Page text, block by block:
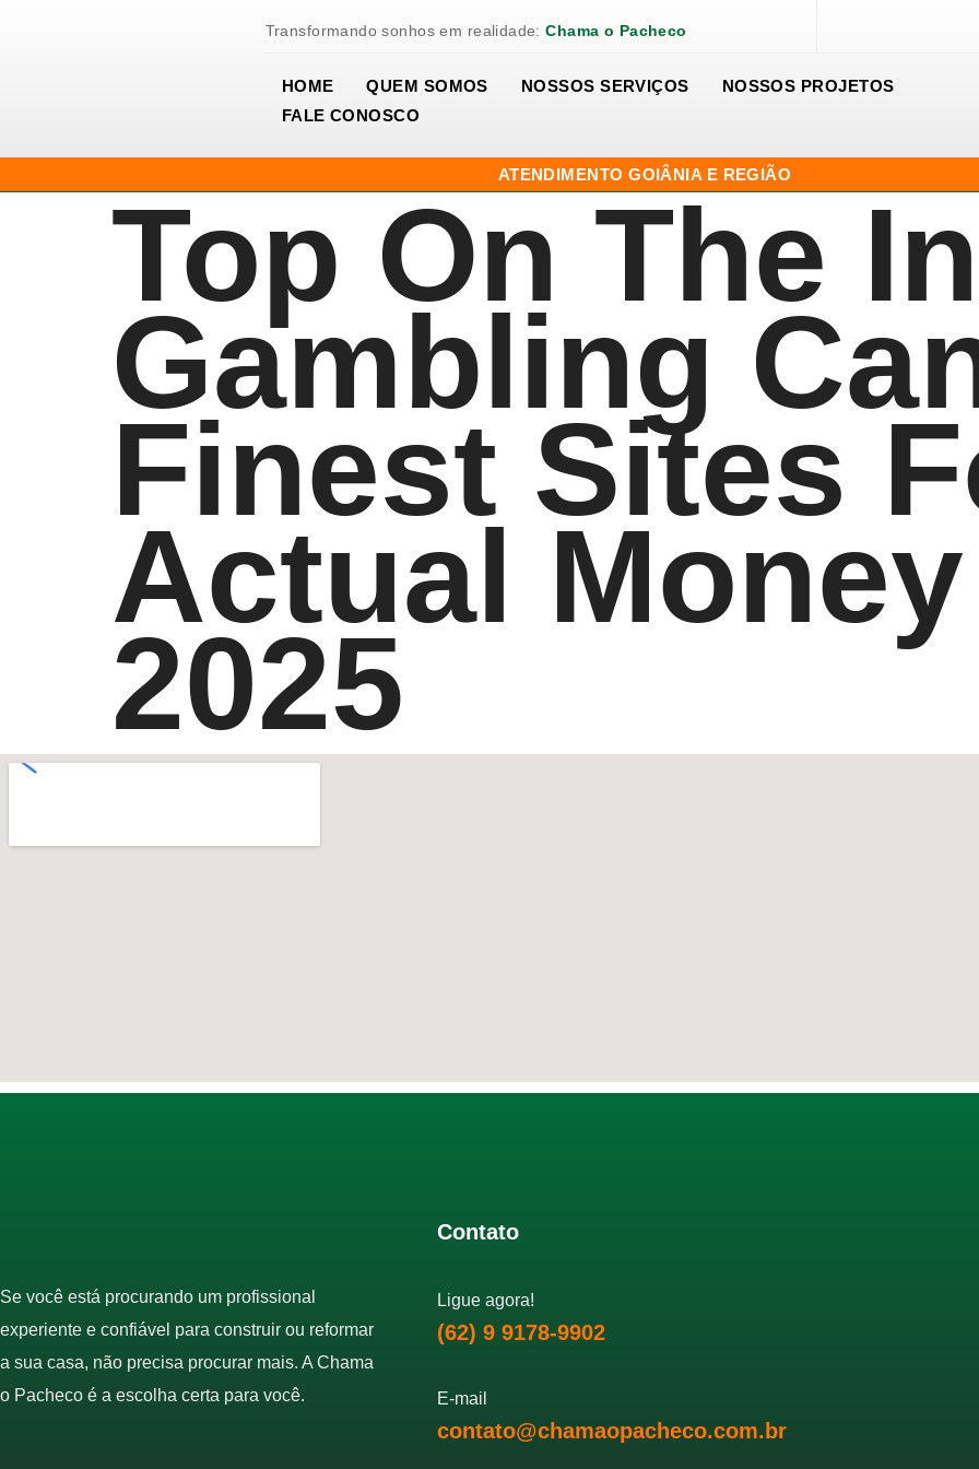
Transformando sonhos em realidade:Chama o Pacheco
HOME QUEM SOMOS NOSSOS SERVIÇOS
NOSSOS PROJETOS
FALE CONOSCO
ATENDIMENTO GOIÂNIA E REGIÃO
Top On The
Gambling
Finest Sites
Actual
2025
Se você está procurando um profissional
experiente e confiável para construir ou reformar
a sua casa, não precisa procurar mais. A Chama
o Pacheco é a escolha certa para você.
Contato
Ligue agora!
(62) 9 9178-9902
E-mail
contato@chamaopacheco.com.br